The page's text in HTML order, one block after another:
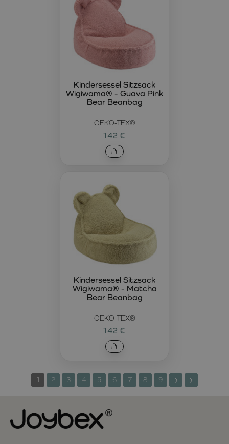
OEKO-TEX®
Kindersessel Sitzsack
Wigiwama® - Guava Pink
Bear Beanbag
142 €
OEKO-TEX®
Kindersessel Sitzsack
Wigiwama® - Matcha
Bear Beanbag
142 €
1 2 3 4 5 6 7 8 9